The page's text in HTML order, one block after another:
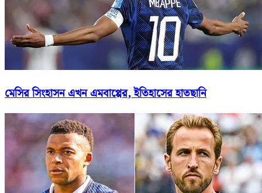
মেসির সিংহাসন এখন এমবাপ্পের, ইতিহাসের হাতছানি